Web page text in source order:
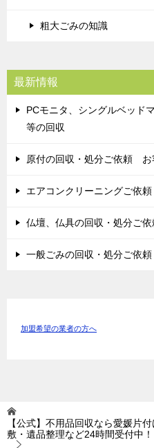
粗大ごみの知識
最新情報
PCモニタ、シングルベッド
等の回収
原付の回収・処分ご依頼 お
エアコンクリーニングご依
仏壇、仏具の回収・処分ご
一般ごみの回収・処分ご依
加盟希望の業者の方へ
【公式】不用品回収なら愛媛片
敷・遺品整理など24時間受付中！